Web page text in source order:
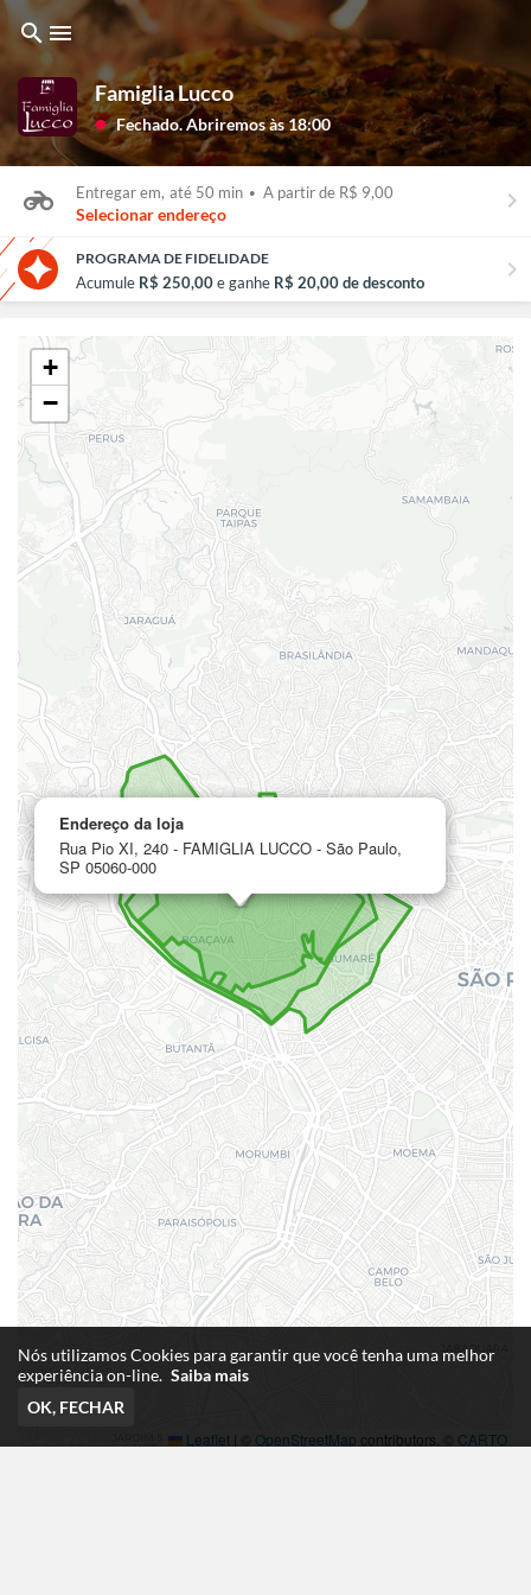
search menu
Famiglia Lucco
lens Fechado. Abriremos às 18:00
Entregar em, até 50 min • A partir de R$ 9,00
Selecionar endereço keyboard_arrow_right
PROGRAMA DE FIDELIDADE
Acumule R$ 250,00e ganhe R$ 20,00 de desconto chevron_right
Endereço da loja
Rua Pio XI, 240 - FAMIGLIA LUCCO - São Paulo,
SP 05060-000
+
−
Leaflet | OpenStreetMap contributors, © CARTO
Nós utilizamos Cookies para garantir que você tenha uma melhor
experiência on-line. Saiba mais
OK, FECHAR